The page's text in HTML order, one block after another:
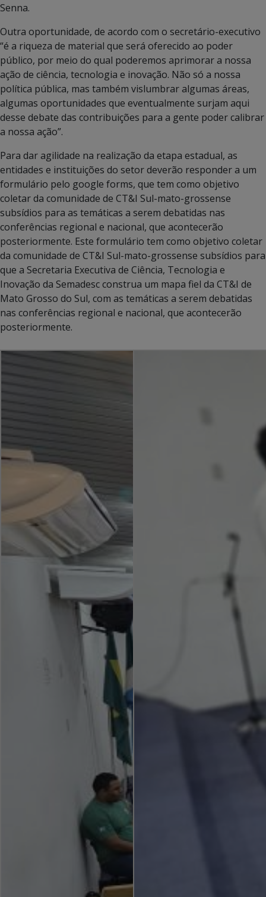
Senna.
Outra oportunidade, de acordo com o secretário-executivo
“é a riqueza de material que será oferecido ao poder
público, por meio do qual poderemos aprimorar a nossa
ação de ciência, tecnologia e inovação. Não só a nossa
política pública, mas também vislumbrar algumas áreas,
algumas oportunidades que eventualmente surjam aqui
desse debate das contribuições para a gente poder calibrar
a nossa ação”.
Para dar agilidade na realização da etapa estadual, as
entidades e instituições do setor deverão responder a um
formulário pelo google forms, que tem como objetivo
coletar da comunidade de CT&I Sul-mato-grossense
subsídios para as temáticas a serem debatidas nas
conferências regional e nacional, que acontecerão
posteriormente. Este formulário tem como objetivo coletar
da comunidade de CT&I Sul-mato-grossense subsídios para
que a Secretaria Executiva de Ciência, Tecnologia e
Inovação da Semadesc construa um mapa fiel da CT&I de
Mato Grosso do Sul, com as temáticas a serem debatidas
nas conferências regional e nacional, que acontecerão
posteriormente.